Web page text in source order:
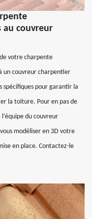
au couvreur
votre charpente
un couvreur charpentier
spécifiques pour garantir la
la toiture. Pour en pas de
du couvreur
modéliser en 3D votre
en place. Contactez-le